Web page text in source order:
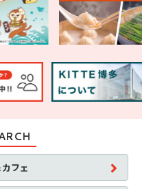
フェ